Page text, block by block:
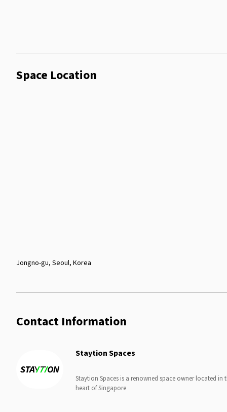
Space Location
Jongno-gu, Seoul, Korea
Contact Information
Staytion Spaces
Staytion Spaces is a renowned space owner located in
heart of Singapore